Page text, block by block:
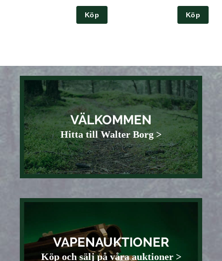
Köp Köp
VÄLKOMMEN
Hitta till Walter Borg >
VAPENAUKTIONER
Köp och sälj på våra auktioner >